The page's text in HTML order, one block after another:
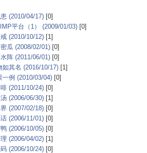
(2010/04/17)[0]
平台（1） (2009/01/03)[0]
(2010/10/12)[1]
瓜 (2008/02/01)[0]
阵 (2011/06/01)[0]
如其名 (2016/10/17)[1]
一例 (2010/03/04)[0]
(2011/10/24)[0]
(2006/06/30)[1]
(2007/02/18)[0]
(2006/11/01)[0]
(2006/10/05)[0]
(2006/04/02)[1]
(2006/10/24)[0]